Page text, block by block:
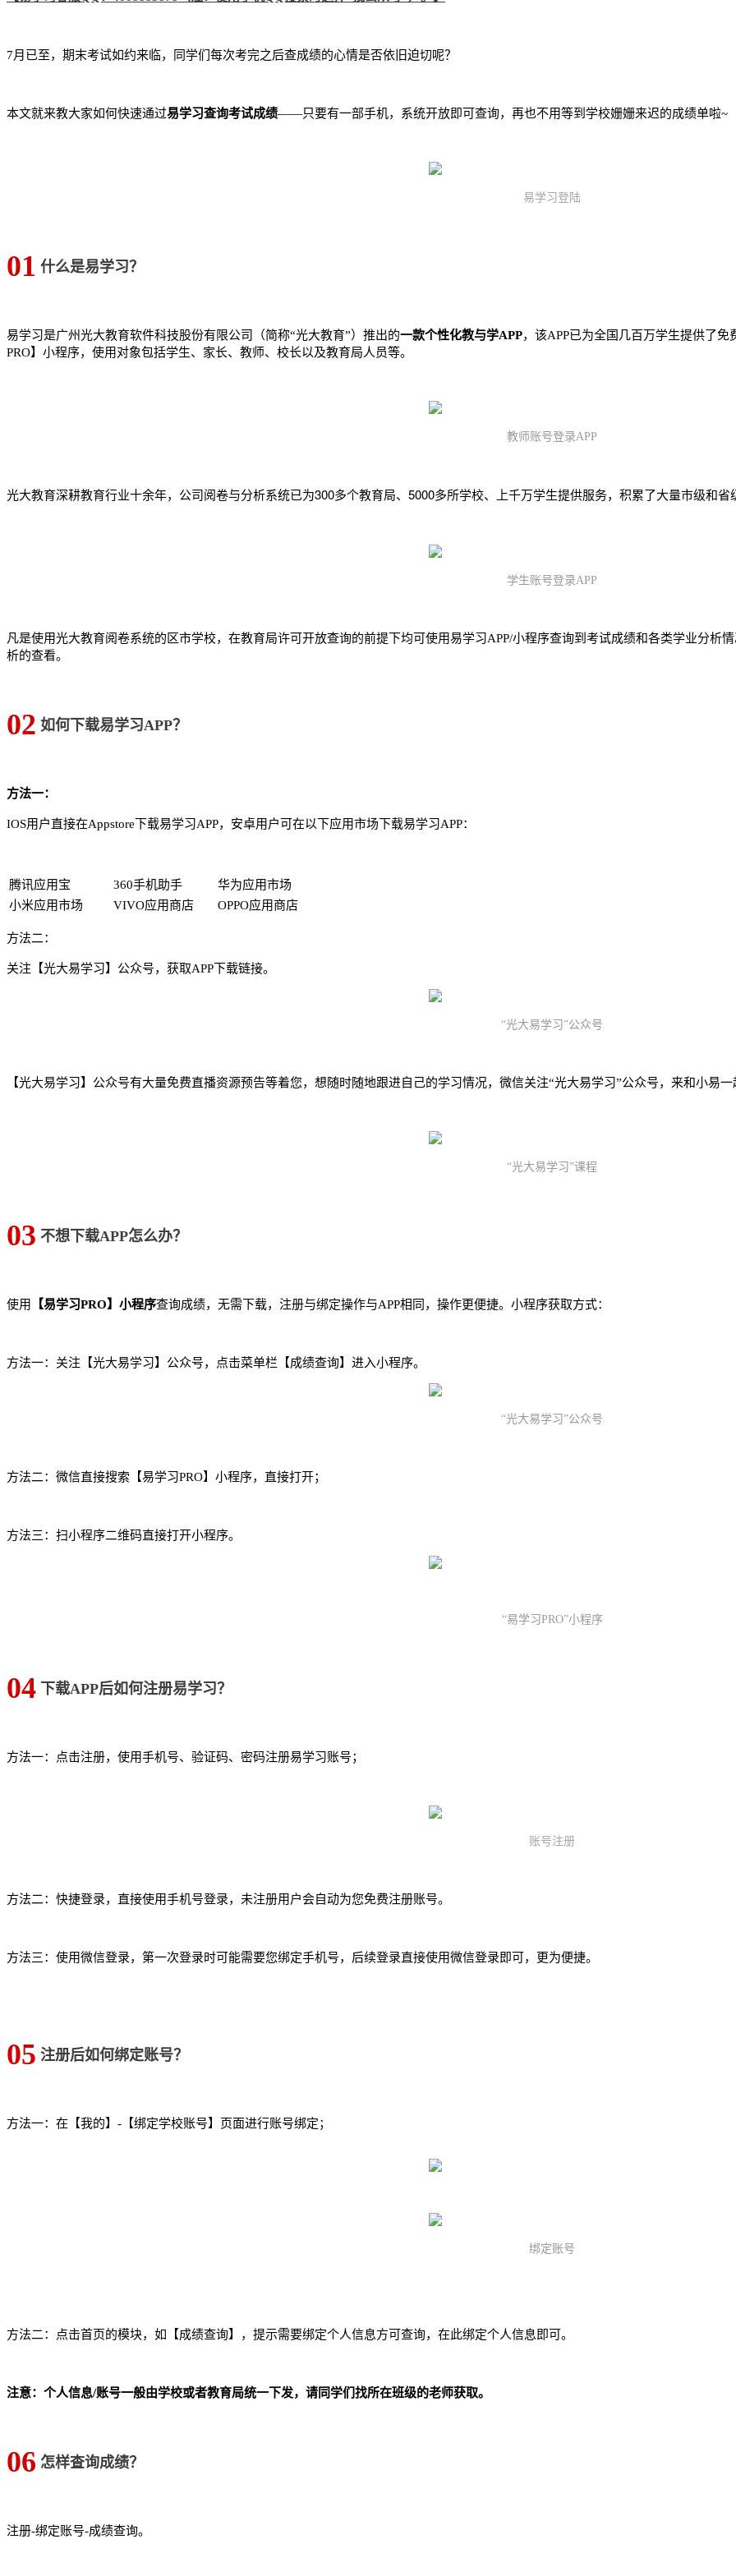
7月已至，期末考试如约来临，同学们每次考完之后查成绩的心情是否依旧迫切呢？
本文就来教大家如何快速通过易学习查询考试成绩——只要有一部手机，系统开放即可查询，再也不用等到学校姗姗来迟的成绩单啦~
易学习登陆
01 什么是易学习？
易学习是广州光大教育软件科技股份有限公司（简称“光大教育”）推出的一款个性化教与学APP，该APP已为全国几百万学生提供了
PRO】小程序，使用对象包括学生、家长、教师、校长以及教育局人员等。
教师账号登录APP
光大教育深耕教育行业十余年，公司阅卷与分析系统已为300多个教育局、5000多所学校、上千万学生提供服务，积累了大量市级和省
学生账号登录APP
凡是使用光大教育阅卷系统的区市学校，在教育局许可开放查询的前提下均可使用易学习APP/小程序查询到考试成绩和各类学业分析
析的查看。
02 如何下载易学习APP？
方法一：
IOS用户直接在Appstore下载易学习APP，安卓用户可在以下应用市场下载易学习APP：
腾讯应用宝 360手机助手
华为应用市场
小米应用市场
VIVO应用商店 OPPO应用商店
方法二：
关注【光大易学习】公众号，获取APP下载链接。
“光大易学习”公众号
【光大易学习】公众号有大量免费直播资源预告等着您，想随时随地跟进自己的学习情况，微信关注“光大易学习”公众号，来和小易一
“光大易学习”课程
03 不想下载APP怎么办？
使用 【易学习PRO】小程序查询成绩，无需下载，注册与绑定操作与APP相同，操作更便捷。小程序获取方式：
方法一：关注【光大易学习】公众号，点击菜单栏【成绩查询】进入小程序。
“光大易学习”公众号
方法二：微信直接搜索【易学习PRO】小程序，直接打开；
方法三：扫小程序二维码直接打开小程序。
“易学习PRO”小程序
04 下载APP后如何注册易学习？
方法一：点击注册，使用手机号、验证码、密码注册易学习账号；
账号注册
方法二：快捷登录，直接使用手机号登录，未注册用户会自动为您免费注册账号。
方法三：使用微信登录，第一次登录时可能需要您绑定手机号，后续登录直接使用微信登录即可，更为便捷。
05 注册后如何绑定账号？
方法一：在【我的】-【绑定学校账号】页面进行账号绑定；
绑定账号
方法二：点击首页的模块，如【成绩查询】，提示需要绑定个人信息方可查询，在此绑定个人信息即可。
注意：个人信息/账号一般由学校或者教育局统一下发，请同学们找所在班级的老师获取。
06 怎样查询成绩？
注册-绑定账号-成绩查询。